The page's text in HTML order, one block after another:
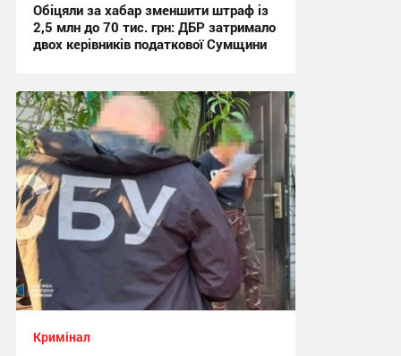
Обіцяли за хабар зменшити штраф із
2,5 млн до 70 тис. грн: ДБР затримало
двох керівників податкової Сумщини
17:42 вчора
Кримінал